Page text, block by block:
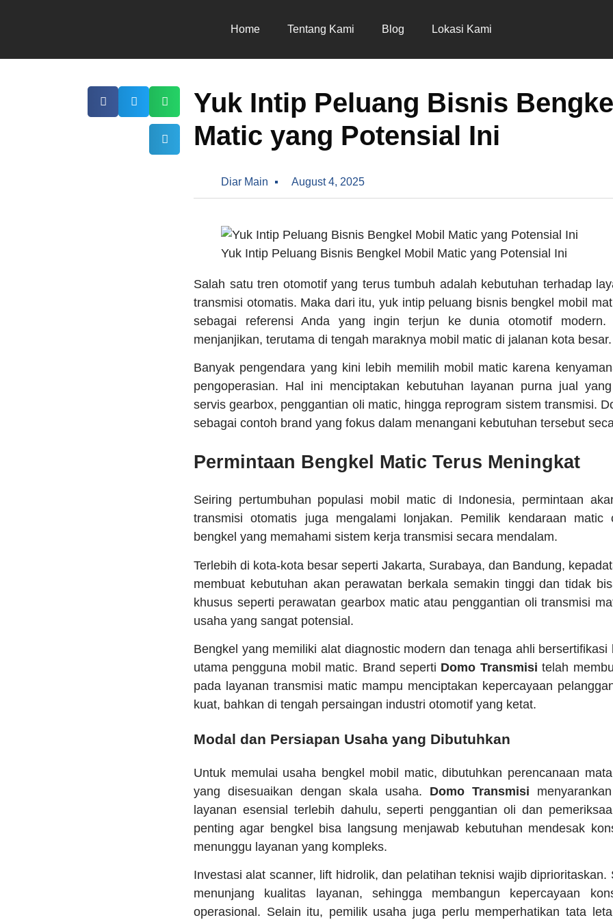
Home Tentang Kami Blog Lokasi Kami
Yuk Intip Peluang Bisnis
Matic yang Potensial Ini
Diar Main August 4, 2025
Yuk Intip Peluang Bisnis Bengkel Mobil Matic yang Potensial Ini
Salah satu tren otomotif yang terus tumbuh adalah kebutuhan terhadap
transmisi otomatis. Maka dari itu, yuk intip peluang bisnis bengkel mobil
sebagai referensi Anda yang ingin terjun ke dunia otomotif
menjanjikan, terutama di tengah maraknya mobil matic di jalanan kota besar.
Banyak pengendara yang kini lebih memilih mobil matic karena
pengoperasian. Hal ini menciptakan kebutuhan layanan purna jual
servis gearbox, penggantian oli matic, hingga reprogram sistem transmisi.
sebagai contoh brand yang fokus dalam menangani kebutuhan tersebut
Permintaan Bengkel Matic Terus Meningkat
Seiring pertumbuhan populasi mobil matic di Indonesia, permintaan
transmisi otomatis juga mengalami lonjakan. Pemilik kendaraan matic
bengkel yang memahami sistem kerja transmisi secara mendalam.
Terlebih di kota-kota besar seperti Jakarta, Surabaya, dan Bandung,
membuat kebutuhan akan perawatan berkala semakin tinggi dan tidak
khusus seperti perawatan gearbox matic atau penggantian oli transmisi
usaha yang sangat potensial.
Bengkel yang memiliki alat diagnostic modern dan tenaga ahli bersertifikasi
utama pengguna mobil matic. Brand seperti Domo Transmisi telah
pada layanan transmisi matic mampu menciptakan kepercayaan
kuat, bahkan di tengah persaingan industri otomotif yang ketat.
Modal dan Persiapan Usaha yang Dibutuhkan
Untuk memulai usaha bengkel mobil matic, dibutuhkan perencanaan
yang disesuaikan dengan skala usaha. Domo Transmisi
layanan esensial terlebih dahulu, seperti penggantian oli dan
penting agar bengkel bisa langsung menjawab kebutuhan mendesak
menunggu layanan yang kompleks.
Investasi alat scanner, lift hidrolik, dan pelatihan teknisi wajib diprioritaskan.
menunjang kualitas layanan, sehingga membangun kepercayaan
operasional. Selain itu, pemilik usaha juga perlu memperhatikan tata